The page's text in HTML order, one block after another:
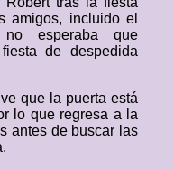
amigos, incluido el
no esperaba que
de despedida
que la puerta está
lo que regresa a la
antes de buscar las